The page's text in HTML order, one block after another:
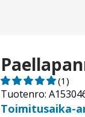
Tuotenro:
(1)
Toimitusaika-